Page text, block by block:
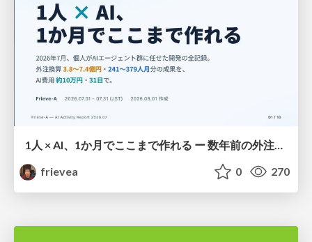
1人 × AI、1か月でここまで作れる ー 数年前の外注換算3.8〜7.4億円・241〜379人月分の作業を、AI費用 約10万円・31日で
frievea
0 270